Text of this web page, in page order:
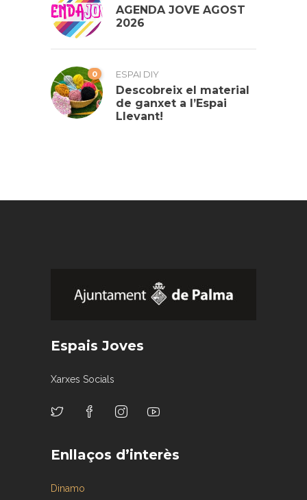
AGENDA JOVE AGOST
2026
0 ESPAI DIY
Descobreix el material
de ganxet a l’Espai
Llevant!
Espais Joves
Xarxes Socials
Enllaços d’interès
Dinamo